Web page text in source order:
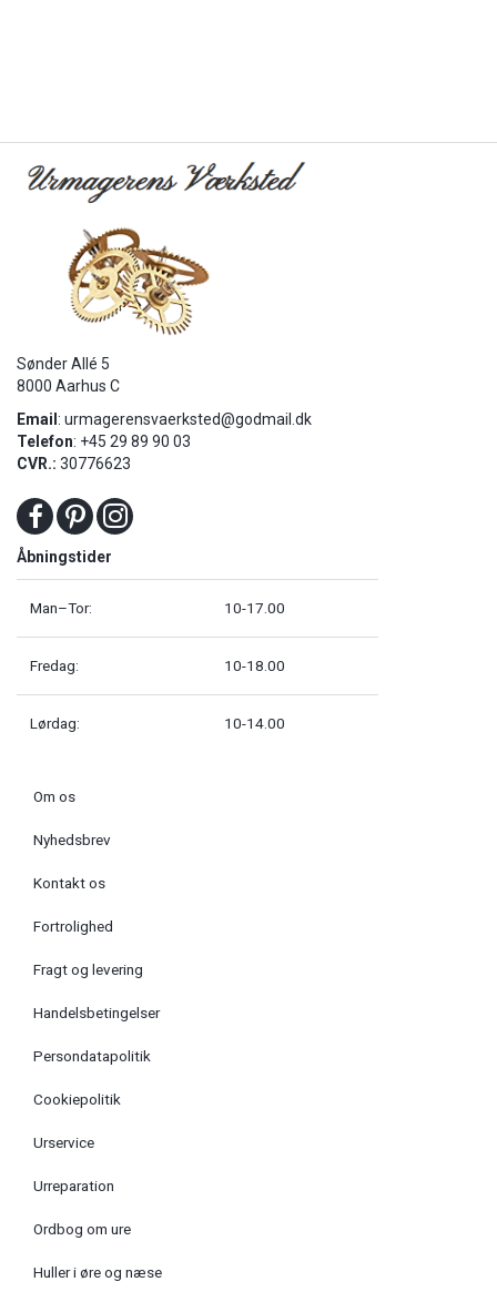
Sønder Allé 5
8000 Aarhus C
Email : urmagerensvaerksted@godmail.dk
Telefon: +45 29 89 90 03
CVR.: 30776623
Åbningstider
Man–Tor: 10-17.00
Fredag: 10-18.00
Lørdag: 10-14.00
Om os
Nyhedsbrev
Kontakt os
Fortrolighed
Fragt og levering
Handelsbetingelser
Persondatapolitik
Cookiepolitik
Urservice
Urreparation
Ordbog om ure
Huller i øre og næse